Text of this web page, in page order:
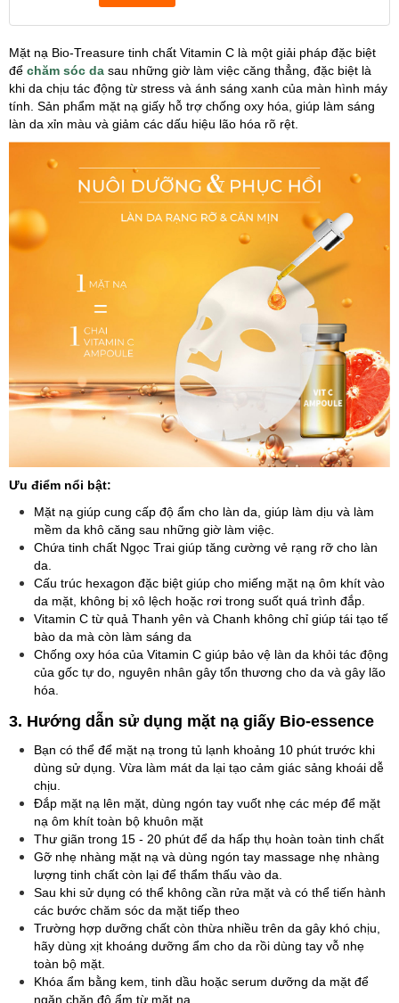
Mặt nạ Bio-Treasure tinh chất Vitamin C là một giải pháp đặc biệt
để chăm sóc da sau những giờ làm việc căng thẳng, đặc biệt là
khi da chịu tác động từ stress và ánh sáng xanh của màn hình máy
tính. Sản phẩm mặt nạ giấy hỗ trợ chống oxy hóa, giúp làm sáng
làn da xỉn màu và giảm các dấu hiệu lão hóa rõ rệt.
Ưu điểm nổi bật:
Mặt nạ giúp cung cấp độ ẩm cho làn da, giúp làm dịu và làm
mềm da khô căng sau những giờ làm việc.
Chứa tinh chất Ngọc Trai giúp tăng cường vẻ rạng rỡ cho làn
da.
Cấu trúc hexagon đặc biệt giúp cho miếng mặt nạ ôm khít vào
da mặt, không bị xô lệch hoặc rơi trong suốt quá trình đắp.
Vitamin C từ quả Thanh yên và Chanh không chỉ giúp tái tạo tế
bào da mà còn làm sáng da
Chống oxy hóa của Vitamin C giúp bảo vệ làn da khỏi tác động
của gốc tự do, nguyên nhân gây tổn thương cho da và gây lão
hóa.
3. Hướng dẫn sử dụng mặt nạ giấy Bio-essence
Bạn có thể để mặt nạ trong tủ lạnh khoảng 10 phút trước khi
dùng sử dụng. Vừa làm mát da lại tạo cảm giác sảng khoái dễ
chịu.
Đắp mặt nạ lên mặt, dùng ngón tay vuốt nhẹ các mép để mặt
nạ ôm khít toàn bộ khuôn mặt
Thư giãn trong 15 - 20 phút để da hấp thụ hoàn toàn tinh chất
Gỡ nhẹ nhàng mặt nạ và dùng ngón tay massage nhẹ nhàng
lượng tinh chất còn lại để thẩm thấu vào da.
Sau khi sử dụng có thể không cần rửa mặt và có thể tiến hành
các bước chăm sóc da mặt tiếp theo
Trường hợp dưỡng chất còn thừa nhiều trên da gây khó chịu,
hãy dùng xịt khoáng dưỡng ẩm cho da rồi dùng tay vỗ nhẹ
toàn bộ mặt.
Khóa ẩm bằng kem, tinh dầu hoặc serum dưỡng da mặt để
ngăn chặn độ ẩm từ mặt nạ